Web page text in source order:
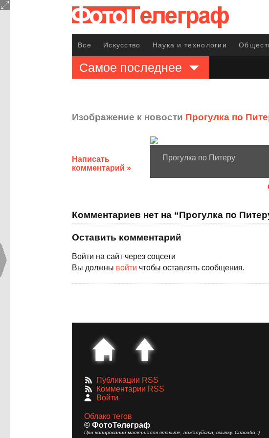
Все Искусство Наука и технологии
Самое последнее
Изображение к новости Прогулка по
Написать
комментарий »
Прогулка по Питеру
Комментариев нет на “Прогулка по
Оставить комментарий
Войти на сайт через соцсети
Вы должны войти чтобы оставлять сообщения.
Публикации RSS
Комментарии RSS
Войти
Облако тегов
© ФотоТелеграф
При копировании материалов ставьте, пожалуйста, ссылку. Спасибо :)